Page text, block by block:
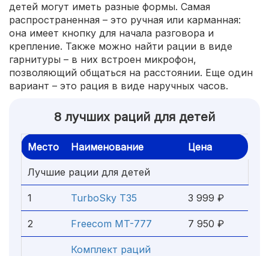
детей могут иметь разные формы. Самая
распространенная – это ручная или карманная:
она имеет кнопку для начала разговора и
крепление. Также можно найти рации в виде
гарнитуры – в них встроен микрофон,
позволяющий общаться на расстоянии. Еще один
вариант – это рация в виде наручных часов.
8 лучших раций для детей
Место Наименование Цена
Лучшие рации для детей
1 TurboSky T35 3 999 ₽
2 Freecom MT-777 7 950 ₽
Комплект раций